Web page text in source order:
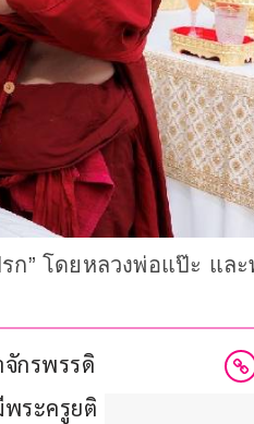
” โดยหลวงพ่อแป๊ะ และ
กรพรรดิ
ระครูยติ